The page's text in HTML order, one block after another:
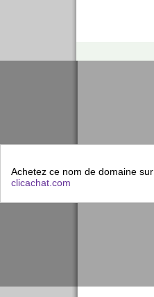
Achetez ce nom de domaine sur
clicachat.com